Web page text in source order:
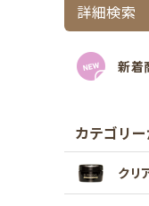
マグネティ
シーナカ
ネイルマシ
詳細検索
新着
カテゴリ
クリ